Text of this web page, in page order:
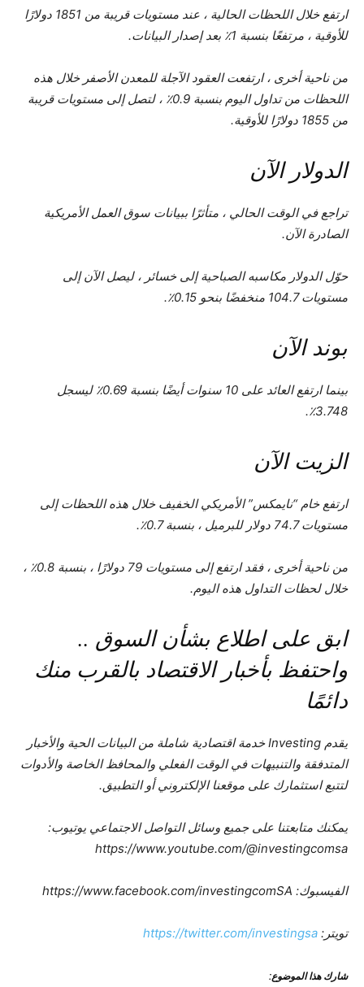
ارتفع خلال اللحظات الحالية ، عند مستويات قريبة من 1851 دولارًا
للأوقية ، مرتفعًا بنسبة 1٪ بعد إصدار البيانات.
من ناحية أخرى ، ارتفعت العقود الآجلة للمعدن الأصفر خلال هذه
اللحظات من تداول اليوم بنسبة 0.9٪ ، لتصل إلى مستويات قريبة
من 1855 دولارًا للأوقية.
الدولار الآن
تراجع في الوقت الحالي ، متأثرًا ببيانات سوق العمل الأمريكية
الصادرة الآن.
حوّل الدولار مكاسبه الصباحية إلى خسائر ، ليصل الآن إلى
مستويات 104.7 منخفضًا بنحو 0.15٪.
بوند الآن
بينما ارتفع العائد على 10 سنوات أيضًا بنسبة 0.69٪ ليسجل
3.748٪.
الزيت الآن
ارتفع خام “نايمكس” الأمريكي الخفيف خلال هذه اللحظات إلى
مستويات 74.7 دولار للبرميل ، بنسبة 0.7٪.
من ناحية أخرى ، فقد ارتفع إلى مستويات 79 دولارًا ، بنسبة 0.8٪ ،
خلال لحظات التداول هذه اليوم.
ابق على اطلاع بشأن السوق ..
واحتفظ بأخبار الاقتصاد بالقرب منك
دائمًا
يقدم Investing خدمة اقتصادية شاملة من البيانات الحية والأخبار
المتدفقة والتنبيهات في الوقت الفعلي والمحافظ الخاصة والأدوات
لتتبع استثمارك على موقعنا الإلكتروني أو التطبيق.
يمكنك متابعتنا على جميع وسائل التواصل الاجتماعي يوتيوب:
https://www.youtube.com/@investingcomsa
الفيسبوك: https://www.facebook.com/investingcomSA
تويتر: https://twitter.com/investingsa
شارك هذا الموضوع: